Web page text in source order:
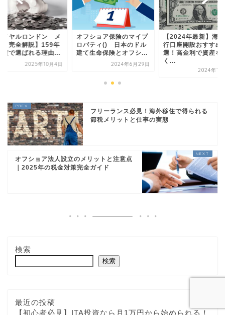
イヤルロンドン メ
ト完全解説】159年
績で選ばれる理由...
2025年10月4日
オフショア保険のマイプ
ロパティ() 日本のドル
建て生命保険とオフシ...
2024年6月29日
【2024年最新】海
行口座開設おすすめ
選！高金利で資産を
く...
2024年12
フリーランス必見！海外移住で得られる
節税メリットと仕事の実態
オフショア法人設立のメリットと注意点
｜2025年の税金対策完全ガイド
検索
検索
最近の投稿
【初心者必見】ITA投資なら月1万円から始められる！